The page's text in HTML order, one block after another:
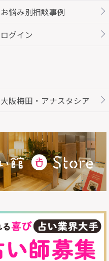
お悩み別相談事例
ログイン
大阪梅田・アナスタシア